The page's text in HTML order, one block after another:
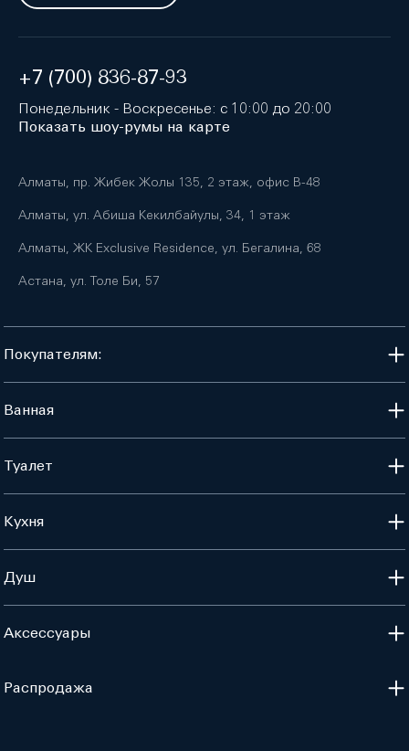
+7 (700) 836-87-93
Понедельник - Воскресенье: с 10:00 до 20:00
Показать шоу-румы на карте
Алматы, пр. Жибек Жолы 135, 2 этаж, офис B-48
Алматы, ул. Абиша Кекилбайулы, 34, 1 этаж
Алматы, ЖК Exclusive Residence, ул. Бегалина, 68
Астана, ул. Толе Би, 57
Покупателям:
Ванная
Туалет
Кухня
Душ
Аксессуары
Распродажа